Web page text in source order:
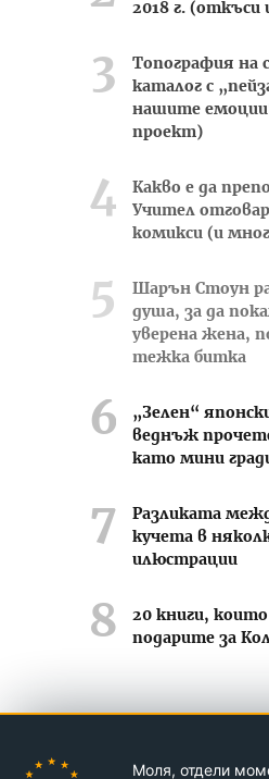
2018 г. (откъси
Топография на
каталог с
нашите
проект)
Какво е да
Учител
комикси (и
Шарън Стоун
душа, за да
уверена жена,
тежка битка
„Зелен“
веднъж
като мини
Разликата
кучета в
илюстрации
20 книги, които
подарите за
Контакти За нас
Моля, отдели